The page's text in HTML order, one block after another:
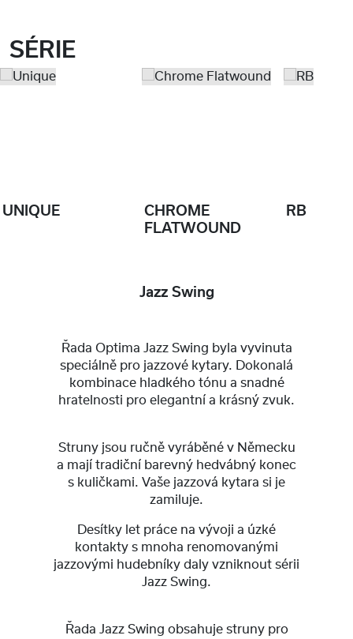
SÉRIE
UNIQUE
CHROME
FLATWOUND
RB
Jazz Swing
Řada Optima Jazz Swing byla vyvinuta
speciálně pro jazzové kytary. Dokonalá
kombinace hladkého tónu a snadné
hratelnosti pro elegantní a krásný zvuk.
Struny jsou ručně vyráběné v Německu
a mají tradiční barevný hedvábný konec
s kuličkami. Vaše jazzová kytara si je
zamiluje.
Desítky let práce na vývoji a úzké
kontakty s mnoha renomovanými
jazzovými hudebníky daly vzniknout sérii
Jazz Swing.
Řada Jazz Swing obsahuje struny pro